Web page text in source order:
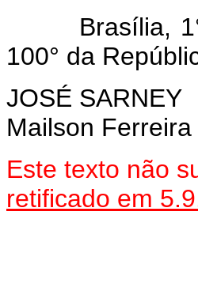
Brasília, 1°
100° da
JOSÉ SARNEY
Mailson
Este texto não
retificado em